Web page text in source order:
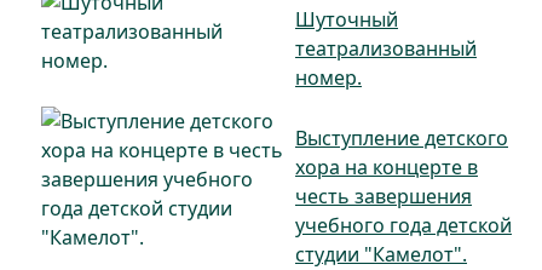
Шуточный
театрализованный
номер.
Выступление детского
хора на концерте в
честь завершения
учебного года детской
студии "Камелот".